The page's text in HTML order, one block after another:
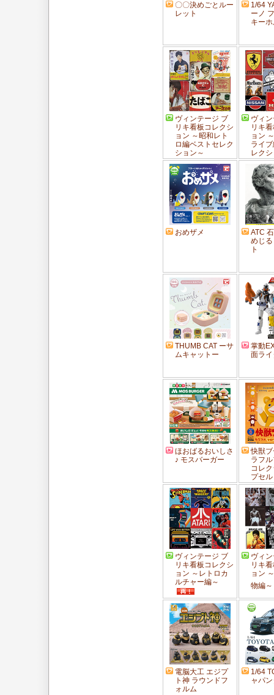
〇〇決めごとルー
レット
1/64
ーノ
キー
ヴィンテージ ブ
リキ看板コレクシ
ョン ～昭和レト
ロ編ベストセレク
ション～
ヴィ
リキ
ョン
ライ
レク
おめザメ
ATC
めじ
ト
THUMB CAT ーサ
ムキャットー
掌動
面ラ
ほおばるおいしさ
♪ モスバーガー
快獣
ラフ
コレ
プセル
ヴィンテージ ブ
リキ看板コレクシ
ョン ～レトロカ
ルチャー編～
ヴィ
リキ
ョン
物編～
電脳大工 エジプ
ト神 ラウンドフ
ォルム
1/64
ャパ